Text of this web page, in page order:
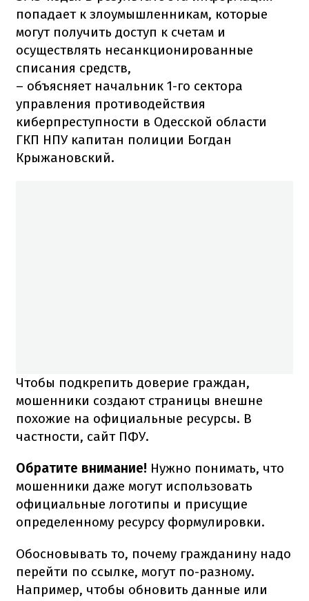
попадает к злоумышленникам, которые
могут получить доступ к счетам и
осуществлять несанкционированные
списания средств,
– объясняет начальник 1-го сектора
управления противодействия
киберпреступности в Одесской области
ГКП НПУ капитан полиции Богдан
Крыжановский.
Чтобы подкрепить доверие граждан,
мошенники создают страницы внешне
похожие на официальные ресурсы. В
частности, сайт ПФУ.
Обратите внимание! Нужно понимать, что
мошенники даже могут использовать
официальные логотипы и присущие
определенному ресурсу формулировки.
Обосновывать то, почему гражданину надо
перейти по ссылке, могут по-разному.
Например, чтобы обновить данные или